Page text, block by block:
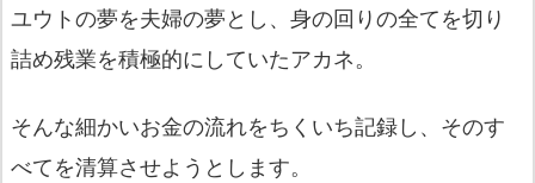
ユウトの夢を夫婦の夢とし、身の回りの全てを切り
詰め残業を積極的にしていたアカネ。
そんな細かいお金の流れをちくいち記録し、そのす
べてを清算させようとします。